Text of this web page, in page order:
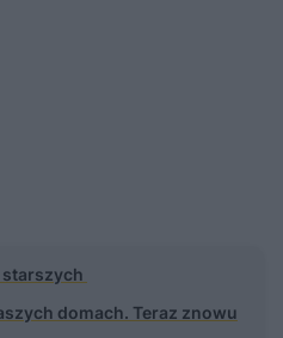
starszych
domach. Teraz znowu